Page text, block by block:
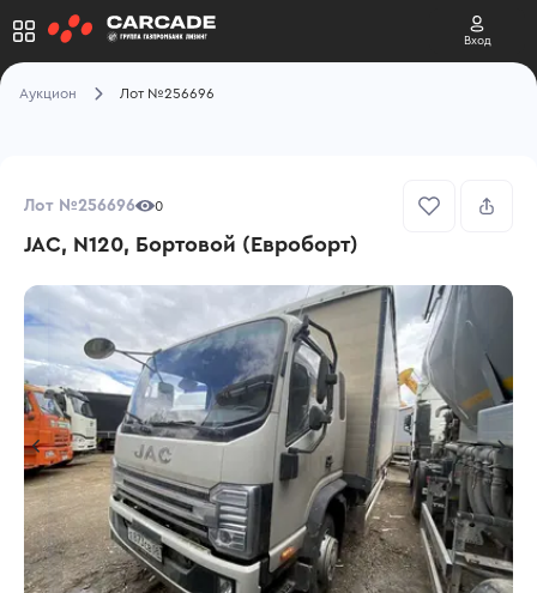
Вход
Аукцион Лот №256696
Лот №256696 0
JAC, N120, Бортовой (Евроборт)